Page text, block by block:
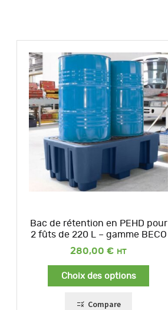
Bac de rétention en PEHD pour
2 fûts de 220 L – gamme BECO
280,00 €
Choix des options
Compare